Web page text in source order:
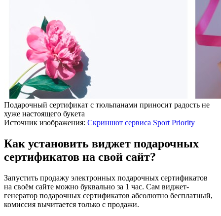
Подарочный сертификат с тюльпанами приносит радость не
хуже настоящего букета
Источник изображения: Скриншот сервиса Sport Priority
Как установить виджет подарочных
сертификатов на свой сайт?
Запустить продажу электронных подарочных сертификатов
на своём сайте можно буквально за 1 час. Сам виджет-
генератор подарочных сертификатов абсолютно бесплатный,
комиссия вычитается только с продажи.